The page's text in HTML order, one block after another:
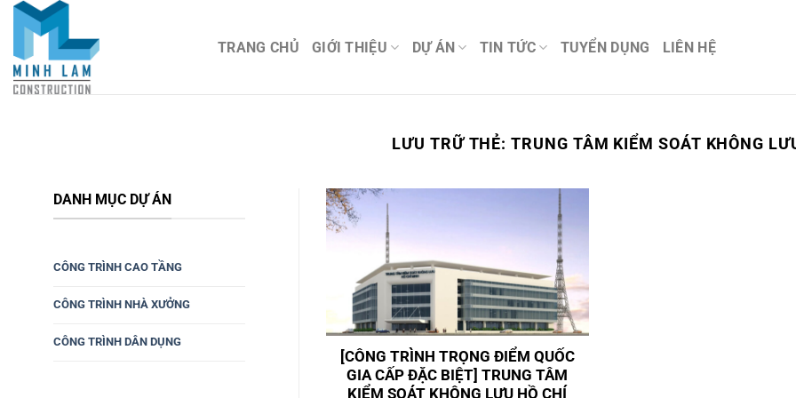
Bỏ
nội
dung
TRANG CHỦ GIỚI THIỆU DỰ ÁN TIN TỨC TUYỂN DỤNG LIÊN HỆ
LƯU TRỮ THẺ:TRUNG TÂM KIỂM SOÁT KHÔNG
DANH MỤC DỰ ÁN
CÔNG TRÌNH CAO TẦNG
CÔNG TRÌNH NHÀ XƯỞNG
CÔNG TRÌNH DÂN DỤNG
[CÔNG TRÌNH TRỌNG ĐIỂM QUỐC
GIA CẤP ĐẶC BIỆT] TRUNG TÂM
KIỂM SOÁT KHÔNG LƯU HỒ CHÍ